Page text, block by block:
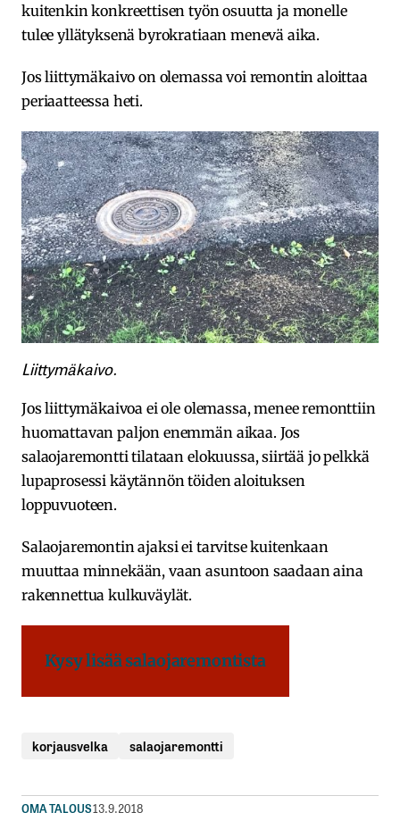
kuitenkin konkreettisen työn osuutta ja monelle
tulee yllätyksenä byrokratiaan menevä aika.
Jos liittymäkaivo on olemassa voi remontin aloittaa
periaatteessa heti.
Liittymäkaivo.
Jos liittymäkaivoa ei ole olemassa, menee remonttiin
huomattavan paljon enemmän aikaa. Jos
salaojaremontti tilataan elokuussa, siirtää jo pelkkä
lupaprosessi käytännön töiden aloituksen
loppuvuoteen.
Salaojaremontin ajaksi ei tarvitse kuitenkaan
muuttaa minnekään, vaan asuntoon saadaan aina
rakennettua kulkuväylät.
Kysy lisää salaojaremontista
korjausvelka salaojaremontti
OMA TALOUS13.9.2018